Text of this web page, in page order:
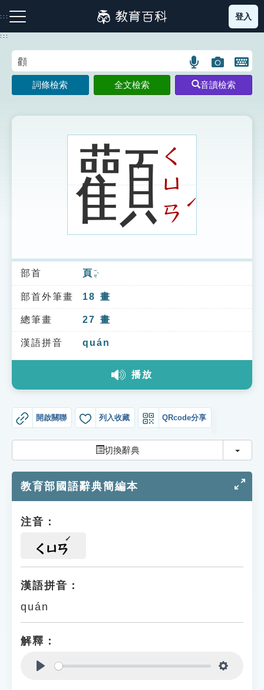
到
主
:::
注音索引圖示 筆畫索引圖示 部首索引表圖示
索引選單
知識索引
單字索引
生命大百科索引
教學應用
貓頭鷹博士
登入
:::
語
言
搜
示
圖
片
搜
開
鍵
圖
詞條檢索 全文檢索 音讀檢索
顴 ㄑ
ㄩ
ㄢ
ˊ
部首 頁 ㄧㄝˋ
部首外筆畫 18 畫
總筆畫 27 畫
漢語拼音 quán
播放
開啟關聯 列入收藏 QRcode分享
切換辭典 切換
教育部國語辭典簡編本
注音：
ㄑㄩㄢ
漢語拼音：
quán
解釋：